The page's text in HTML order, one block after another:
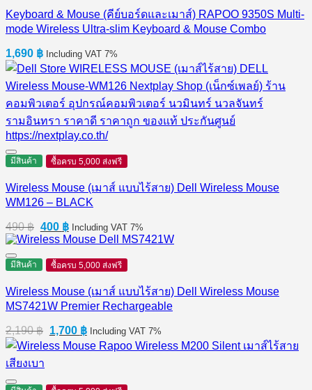
Keyboard & Mouse (คีย์บอร์ดและเมาส์) RAPOO 9350S Multi-
mode Wireless Ultra-slim Keyboard & Mouse Combo
1,690 ฿ Including VAT 7%
มีสินค้า ซื้อครบ 5,000 ส่งฟรี
Wireless Mouse (เมาส์ แบบไร้สาย) Dell Wireless Mouse
WM126 – BLACK
490฿ Original
price
490 ฿.
400 ฿Current
price
400 ฿.
Including VAT 7%
มีสินค้า ซื้อครบ 5,000 ส่งฟรี
Wireless Mouse (เมาส์ แบบไร้สาย) Dell Wireless Mouse
MS7421W Premier Rechargeable
2,190฿ Original
price
was:
1,700 ฿Current
price
is:
Including VAT 7%